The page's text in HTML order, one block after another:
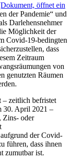
öffnet ein
der Pandemie“ und
Darlehensnehmer
Möglichkeit der
Covid-19-bedingten
dass
Zeitraum
von
genutzten Räumen
– zeitlich befristet
30. April 2021 –
Zins- oder
der Covid-
führen, dass ihnen
zumutbar ist.